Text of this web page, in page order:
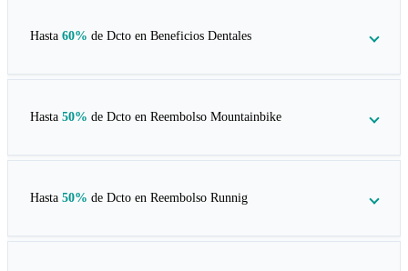
Hasta 60% de Dcto en Beneficios Dentales
Hasta 50% de Dcto en Reembolso Mountainbike
Hasta 50% de Dcto en Reembolso Runnig